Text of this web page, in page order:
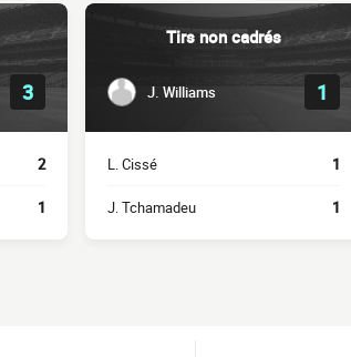
3
2
1
Tirs non cadrés
J. Williams 1
L. Cissé 1
J. Tchamadeu 1